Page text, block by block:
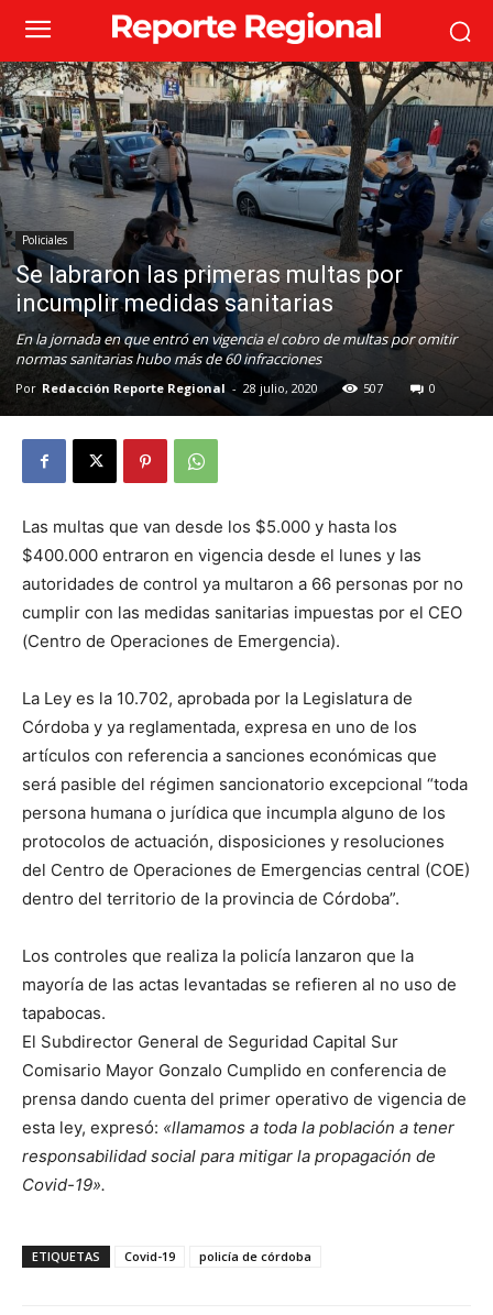
Policiales
Se labraron las primeras multas por
incumplir medidas sanitarias
En la jornada en que entró en vigencia el cobro de multas por omitir
normas sanitarias hubo más de 60 infracciones
Por Redacción Reporte Regional - 28 julio, 2020 507 0
Las multas que van desde los $5.000 y hasta los
$400.000 entraron en vigencia desde el lunes y las
autoridades de control ya multaron a 66 personas por no
cumplir con las medidas sanitarias impuestas por el CEO
(Centro de Operaciones de Emergencia).
La Ley es la 10.702, aprobada por la Legislatura de
Córdoba y ya reglamentada, expresa en uno de los
artículos con referencia a sanciones económicas que
será pasible del régimen sancionatorio excepcional “toda
persona humana o jurídica que incumpla alguno de los
protocolos de actuación, disposiciones y resoluciones
del Centro de Operaciones de Emergencias central (COE)
dentro del territorio de la provincia de Córdoba”.
Los controles que realiza la policía lanzaron que la
mayoría de las actas levantadas se refieren al no uso de
tapabocas.
El Subdirector General de Seguridad Capital Sur
Comisario Mayor Gonzalo Cumplido en conferencia de
prensa dando cuenta del primer operativo de vigencia de
esta ley, expresó: «llamamos a toda la población a tener
responsabilidad social para mitigar la propagación de
Covid-19».
ETIQUETAS Covid-19 policía de córdoba